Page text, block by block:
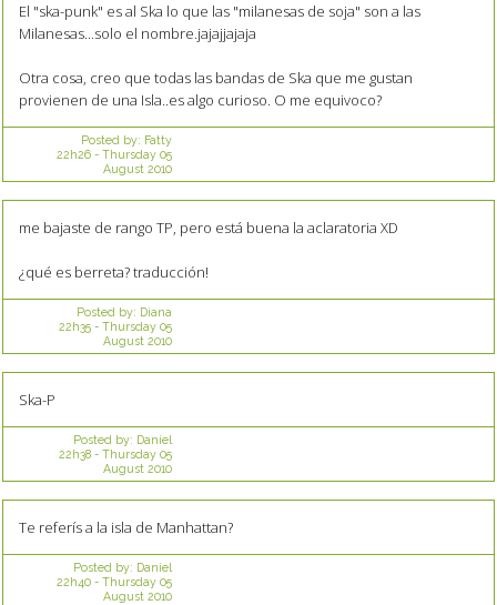
El "ska-punk" es al Ska lo que las "milanesas de soja" son a las
Milanesas...solo el nombre.jajajjajaja
Otra cosa, creo que todas las bandas de Ska que me gustan
provienen de una Isla..es algo curioso. O me equivoco?
Posted by: Fatty
22h26- Thursday 05
August 2010
me bajaste de rango TP, pero está buena la aclaratoria XD
¿qué es berreta? traducción!
Posted by: Diana
22h35- Thursday 05
August 2010
Ska-P
Posted by: Daniel
22h38- Thursday 05
August 2010
Te referís a la isla de Manhattan?
Posted by: Daniel
22h40- Thursday 05
August 2010